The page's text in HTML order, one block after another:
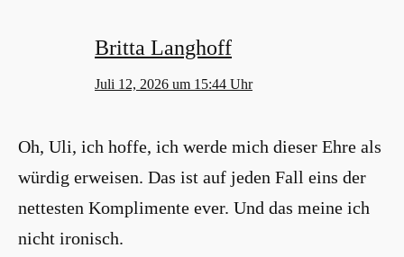
Britta Langhoff
Juli 12, 2026 um 15:44 Uhr
Oh, Uli, ich hoffe, ich werde mich dieser Ehre als
würdig erweisen. Das ist auf jeden Fall eins der
nettesten Komplimente ever. Und das meine ich
nicht ironisch.